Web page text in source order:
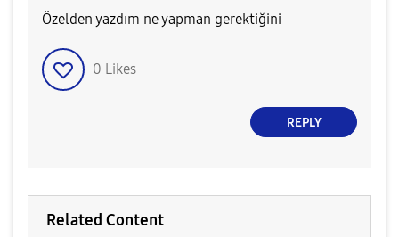
Özelden yazdım ne yapman gerektiğini
0 Likes
REPLY
Related Content